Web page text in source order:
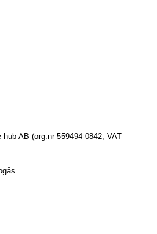
AB (org.nr 559494-0842, VAT